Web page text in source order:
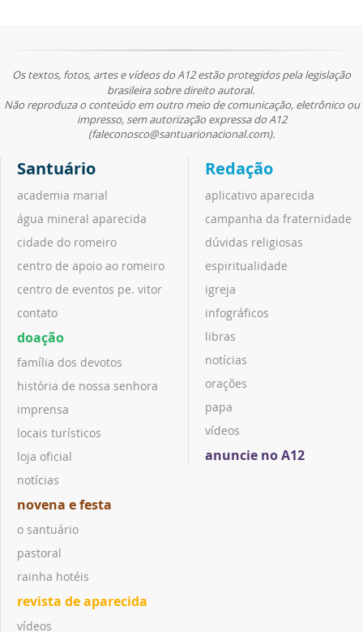
Os textos, fotos, artes e vídeos do A12 estão protegidos pela legislação
brasileira sobre direito autoral.
Não reproduza o conteúdo em outro meio de comunicação, eletrônico ou
impresso, sem autorização expressa do A12
(faleconosco@santuarionacional.com).
Santuário
academia marial
água mineral aparecida
cidade do romeiro
centro de apoio ao romeiro
centro de eventos pe. vitor
contato
doação
família dos devotos
história de nossa senhora
imprensa
locais turísticos
loja oficial
notícias
novena e festa
o santuário
pastoral
rainha hotéis
revista de aparecida
vídeos
Redação
aplicativo aparecida
campanha da fraternidade
dúvidas religiosas
espiritualidade
igreja
infográficos
libras
notícias
orações
papa
vídeos
anuncie no A12